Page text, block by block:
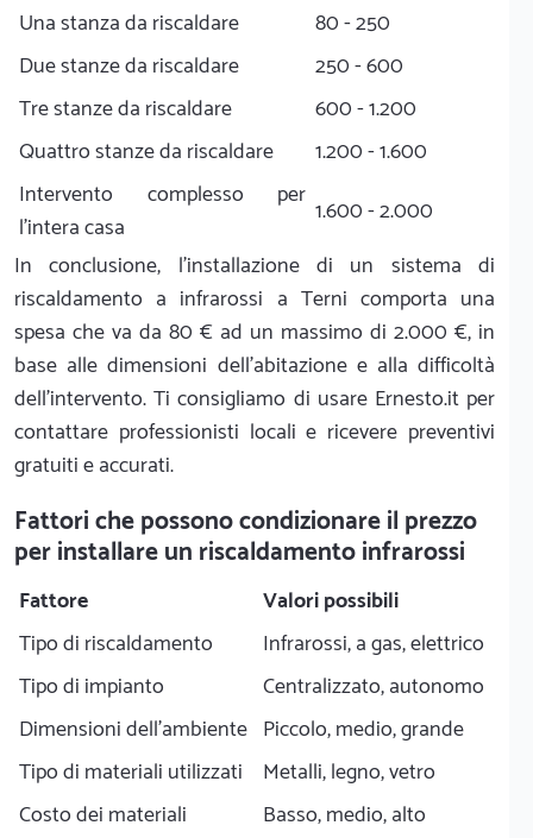
Una stanza da riscaldare
80 - 250
Due stanze da riscaldare
250 - 600
Tre stanze da riscaldare
600 - 1.200
Quattro stanze da riscaldare
1.200 - 1.600
Intervento complesso per
l'intera casa
1.600 - 2.000
In conclusione, l'installazione di un sistema di
riscaldamento a infrarossi a Terni comporta una
spesa che va da 80 € ad un massimo di 2.000 €, in
base alle dimensioni dell'abitazione e alla difficoltà
dell'intervento. Ti consigliamo di usare Ernesto.it per
contattare professionisti locali e ricevere preventivi
gratuiti e accurati.
Fattori che possono condizionare il prezzo
per installare un riscaldamento infrarossi
Fattore
Valori possibili
Tipo di riscaldamento
Infrarossi, a gas, elettrico
Tipo di impianto
Centralizzato, autonomo
Dimensioni dell'ambiente Piccolo, medio, grande
Tipo di materiali utilizzati
Metalli, legno, vetro
Costo dei materiali
Basso, medio, alto